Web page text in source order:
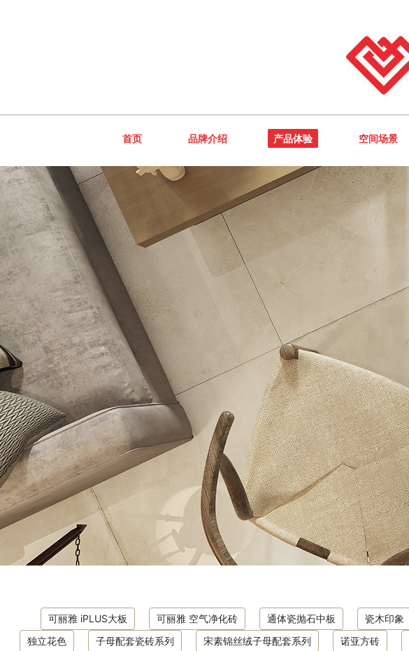
首页 品牌介绍 产品体验 空间场景
可丽雅 iPLUS大板 可丽雅 空气净化砖 通体瓷抛石中板 瓷木印象
独立花色
子母配套瓷砖系列 宋素锦丝绒子母配套系列 诺亚方砖